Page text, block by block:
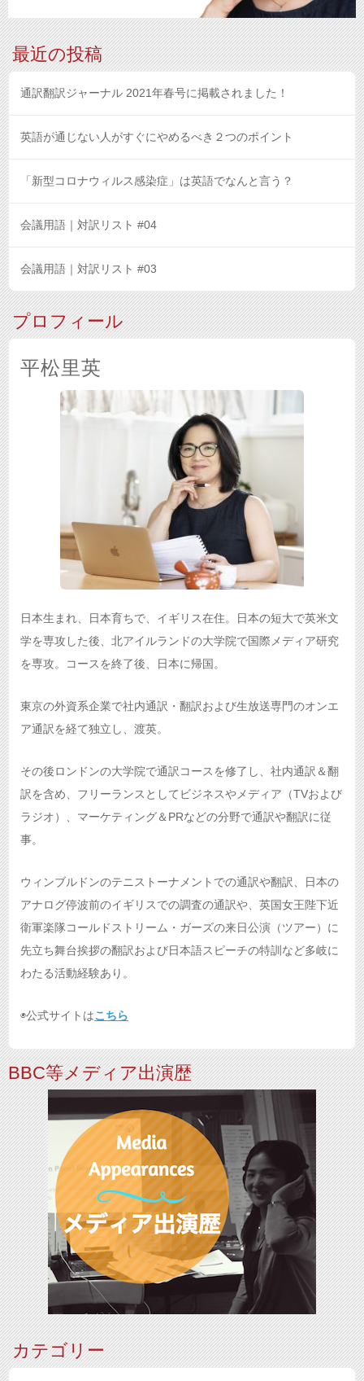
最近の投稿
通訳翻訳ジャーナル 2021年春号に掲載されました！
英語が通じない人がすぐにやめるべき２つのポイント
「新型コロナウィルス感染症」は英語でなんと言う？
会議用語｜対訳リスト #04
会議用語｜対訳リスト #03
プロフィール
平松里英
日本生まれ、日本育ちで、イギリス在住。日本の短大で英米文
学を専攻した後、北アイルランドの大学院で国際メディア研究
を専攻。コースを終了後、日本に帰国。
東京の外資系企業で社内通訳・翻訳および生放送専門のオンエ
ア通訳を経て独立し、渡英。
その後ロンドンの大学院で通訳コースを修了し、社内通訳＆翻
訳を含め、フリーランスとしてビジネスやメディア（TVおよび
ラジオ）、マーケティング＆PRなどの分野で通訳や翻訳に従
事。
ウィンブルドンのテニストーナメントでの通訳や翻訳、日本の
アナログ停波前のイギリスでの調査の通訳や、英国女王陛下近
衛軍楽隊コールドストリーム・ガーズの来日公演（ツアー）に
先立ち舞台挨拶の翻訳および日本語スピーチの特訓など多岐に
わたる活動経験あり。
◉公式サイトはこちら
BBC等メディア出演歴
カテゴリー